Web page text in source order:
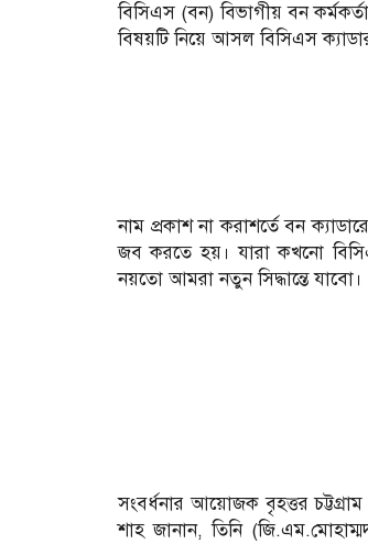
বিসিএস (বন) বিভাগীয় বন
বিষয়টি নিয়ে আসল বিসিএস
নাম প্রকাশ না করাশর্তে বন
জব করতে হয়। যারা কখনো
নয়তো আমরা নতুন সিদ্ধান্তে যাবো।
সংবর্ধনার আয়োজক বৃহত্তর
শাহ জানান, তিনি